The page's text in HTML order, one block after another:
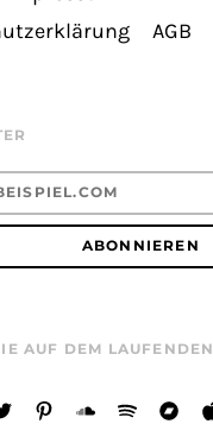
AGB
ABONNIEREN
AUF DEM LAUFENDEN